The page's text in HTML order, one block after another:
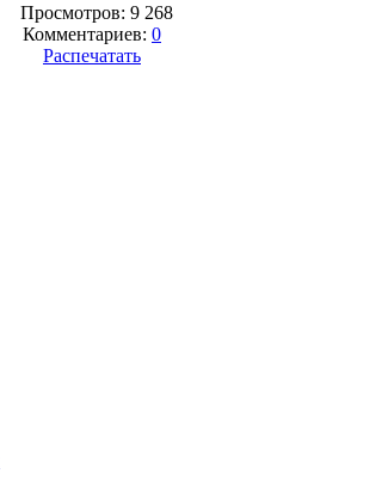
Просмотров: 9 268
Комментариев: 0
Распечатать